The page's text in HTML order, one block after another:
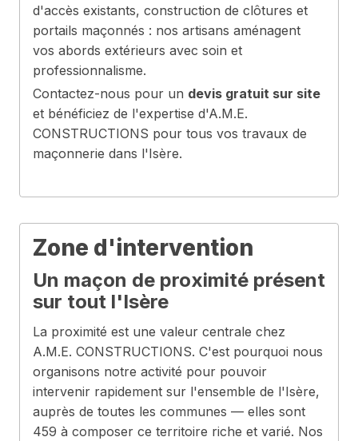
d'accès existants, construction de clôtures et
portails maçonnés : nos artisans aménagent
vos abords extérieurs avec soin et
professionnalisme.
Contactez-nous pour un devis gratuit sur site
et bénéficiez de l'expertise d'A.M.E.
CONSTRUCTIONS pour tous vos travaux de
maçonnerie dans l'Isère.
Zone d'intervention
Un maçon de proximité présent
sur tout l'Isère
La proximité est une valeur centrale chez
A.M.E. CONSTRUCTIONS. C'est pourquoi nous
organisons notre activité pour pouvoir
intervenir rapidement sur l'ensemble de l'Isère,
auprès de toutes les communes — elles sont
459 à composer ce territoire riche et varié. Nos